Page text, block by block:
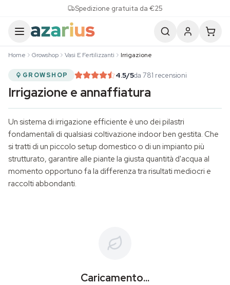
Spedizione gratuita da €25
Home Growshop Vasi E Fertilizzanti Irrigazione
GROWSHOP 4.5/5da 781 recensioni
Irrigazione e annaffiatura
Un sistema di irrigazione efficiente è uno dei pilastri
fondamentali di qualsiasi coltivazione indoor ben gestita. Che
si tratti di un piccolo setup domestico o di un impianto più
strutturato, garantire alle piante la giusta quantità d'acqua al
momento opportuno fa la differenza tra risultati mediocri e
raccolti abbondanti.
Caricamento...